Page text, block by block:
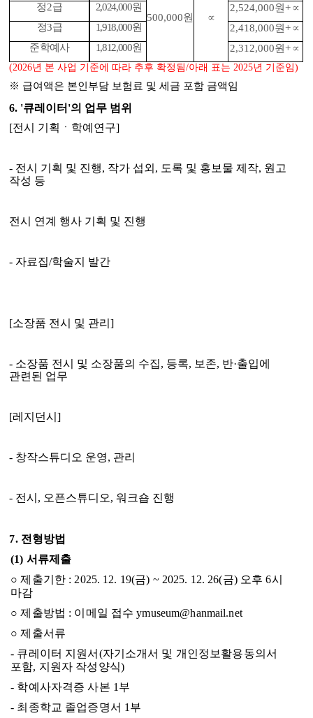
500,000원 ∝
정2급 2,024,000원 2,524,000원+∝
정3급 1,918,000원 2,418,000원+∝
준학예사
1,812,000원 2,312,000원+∝
(2026년 본 사업 기준에 따라 추후 확정됨/아래 표는 2025년 기준임)
※ 급여액은 본인부담 보험료 및 세금 포함 금액임
6. '큐레이터 '의 업무 범위
[전시 기획ㆍ학예연구]
- 전시 기획 및 진행, 작가 섭외 , 도록 및 홍보물 제작, 원고
작성 등
전시 연계 행사 기획 및 진행
- 자료집/학술지 발간
[소장품 전시 및 관리]
- 소장품 전시 및 소장품의 수집, 등록, 보존, 반·출입에
관련된 업무
[레지던시]
- 창작스튜디오 운영, 관리
- 전시 , 오픈스튜디오,워크숍 진행
7. 전형방법
(1) 서류제출
○제출기한 : 2025. 12. 19(금) ~ 2025. 12. 26(금) 오후6시
마감
○제출방법 : 이메일 접수ymuseum@hanmail.net
○제출서류
- 큐레이터 지원서 (자기소개서 및 개인정보활용동의서
포함, 지원자 작성양식)
- 학예사자격증 사본 1 부
- 최종학교 졸업증명서 1 부